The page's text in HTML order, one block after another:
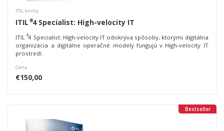
ITIL knihy
ITIL ®4 Specialist: High-velocity IT
ITIL ®4 Specialist: High-velocity IT odokrýva spôsoby, ktorými digitálna
organizácia a digitálne operačné modely fungujú v High-velocity IT
prostredí.
Cena
€150,00
Bestseller